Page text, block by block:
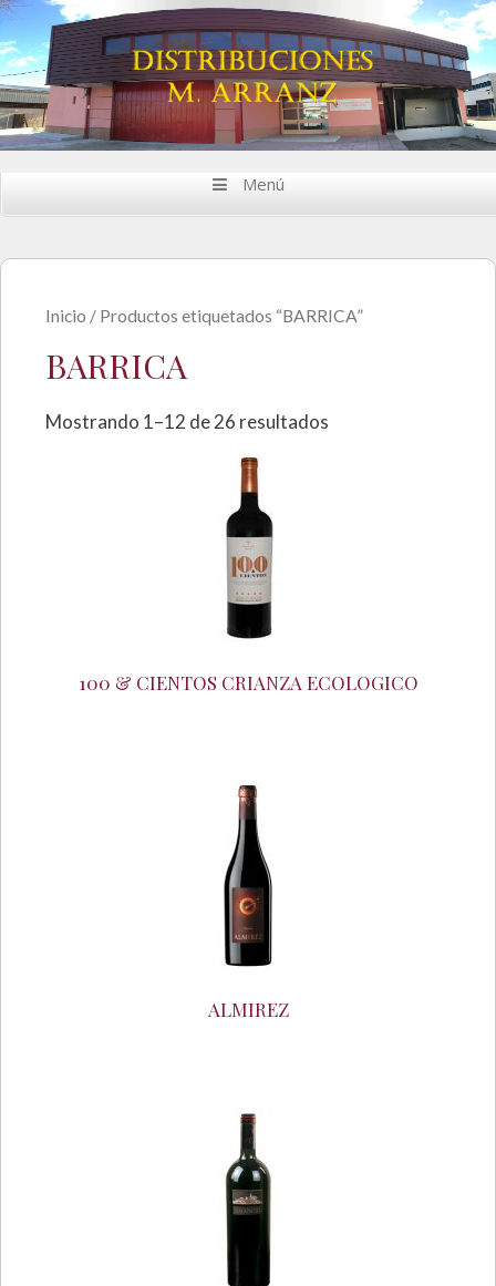
Saltar al contenido
Menú
Inicio / Productos etiquetados “BARRICA”
BARRICA
Mostrando 1–12 de 26 resultados
100 & CIENTOS CRIANZA ECOLOGICO
ALMIREZ